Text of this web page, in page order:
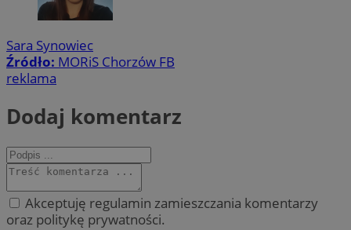
Sara Synowiec
Źródło: MORiS Chorzów FB
reklama
Dodaj komentarz
Akceptuję regulamin zamieszczania komentarzy
oraz politykę prywatności.